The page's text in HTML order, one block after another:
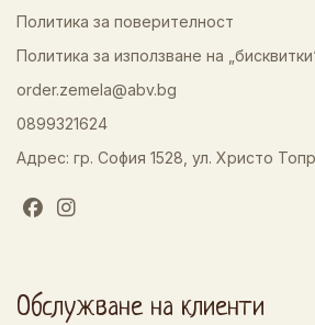
Политика за поверителност
Политика за използване на
order.zemela@abv.bg
0899321624
Адрес: гр. София 1528, ул. Христо
Обслужване на клиенти